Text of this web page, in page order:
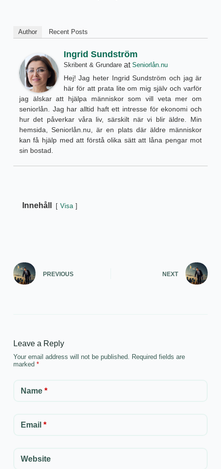
Author Recent Posts
Ingrid Sundström
Skribent & Grundareat Seniorlån.nu
Hej! Jag heter Ingrid Sundström och jag är
här för att prata lite om mig själv och varför
jag älskar att hjälpa människor som vill veta mer om
seniorlån. Jag har alltid haft ett intresse för ekonomi och
hur det påverkar våra liv, särskilt när vi blir äldre. Min
hemsida, Seniorlån.nu, är en plats där äldre människor
kan få hjälp med att förstå olika sätt att låna pengar mot
sin bostad.
Innehåll Visa
PREVIOUS NEXT
Leave a Reply
Your email address will not be published. Required fields are
marked *
Name*
Email *
Website